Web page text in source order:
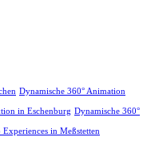
Dynamische 360° Animation
in Eschenburg Dynamische 360°
in Meßstetten